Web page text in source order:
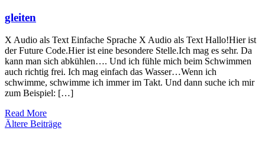
gleiten
X Audio als Text Einfache Sprache X Audio als Text Hallo!Hier ist
der Future Code.Hier ist eine besondere Stelle.Ich mag es sehr. Da
kann man sich abkühlen…. Und ich fühle mich beim Schwimmen
auch richtig frei. Ich mag einfach das Wasser…Wenn ich
schwimme, schwimme ich immer im Takt. Und dann suche ich mir
zum Beispiel: […]
Read More
Beitragsnavigation
Ältere Beiträge